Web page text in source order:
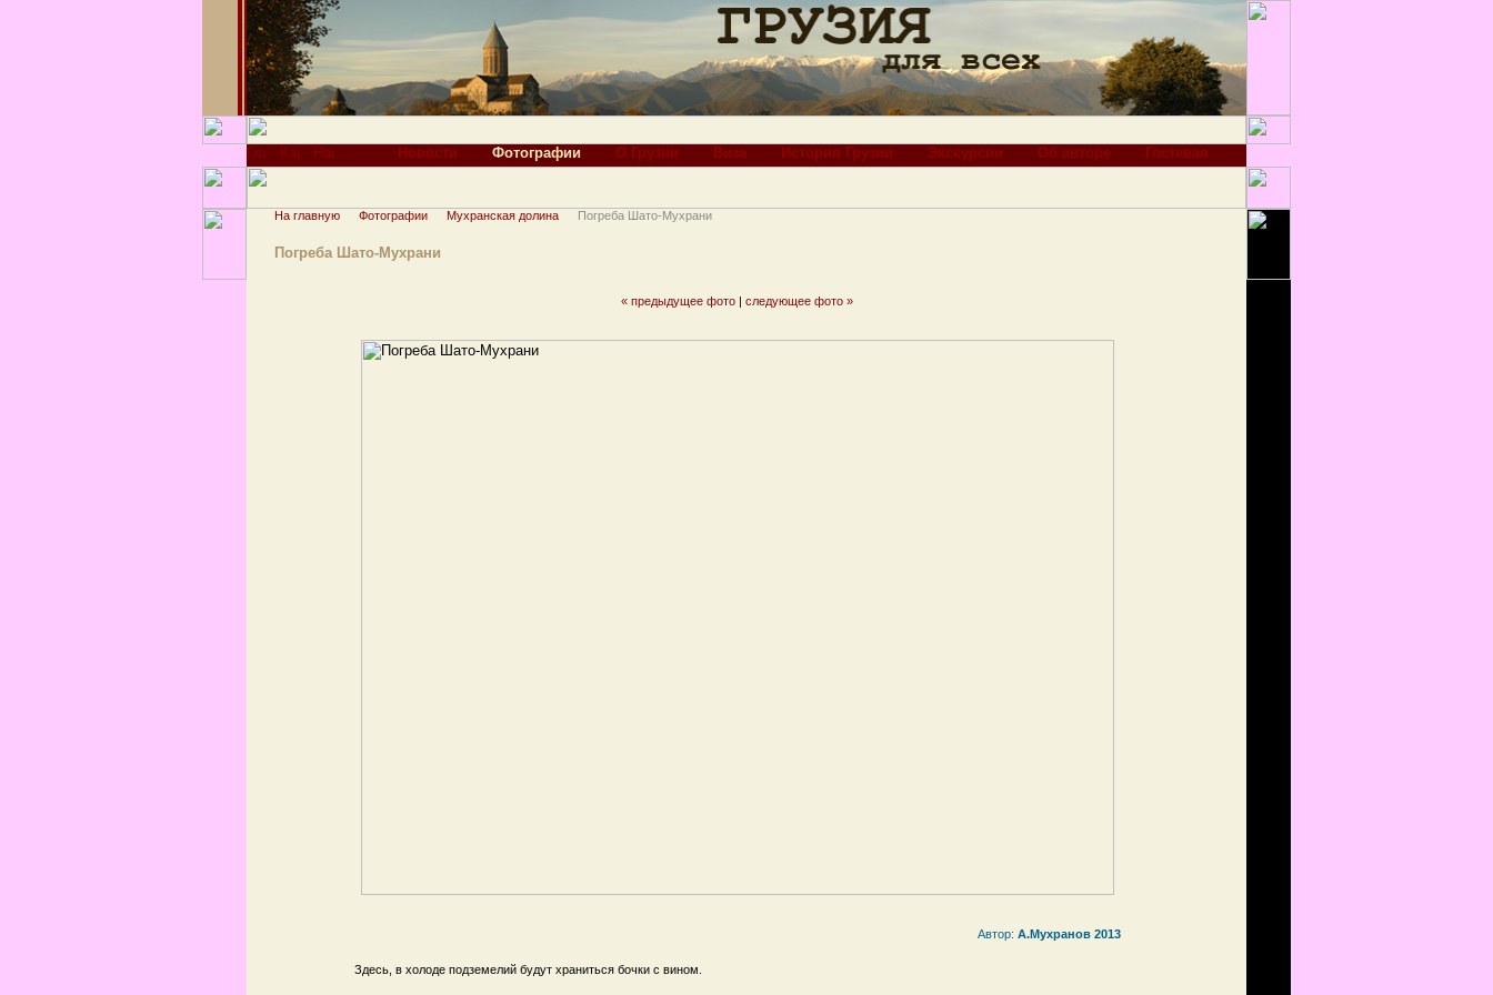
Новости Фотографии О Грузии Виза История Грузии Экскурсии Об авторе Гостевая
На главную Фотографии Мухранская долина Погреба Шато-Мухрани
Погреба Шато-Мухрани
« предыдущее фото | следующее фото »
Автор: А.Мухранов 2013
Здесь, в холоде подземелий будут храниться бочки с вином.